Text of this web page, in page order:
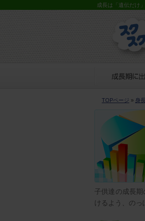
成長は「遺伝だけ
TOPページ » 身
子供達の成長
けるよう、のっ